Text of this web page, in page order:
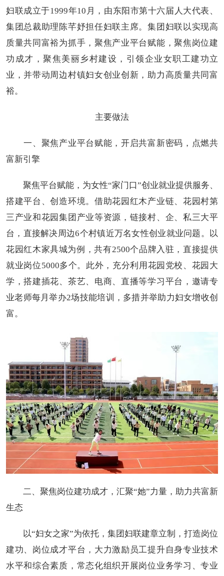
妇联成立于1999年10月，由东阳市第十六届人大代表、
集团总裁助理陈芊妤担任妇联主席。集团妇联以实现高
质量共同富裕为抓手，聚焦产业平台赋能，聚焦岗位建
功成才，聚焦美丽乡村建设，引领企业女职工建功立
业，并带动周边村镇妇女创业创新，助力高质量共同富
裕。
主要做法
一、聚焦产业平台赋能，开启共富新密码，点燃共
富新引擎
聚焦平台赋能，为女性“家门口”创业就业提供服务、
搭建平台、创造环境。借助花园红木产业链、花园村第
三产业和花园集团产业等资源，链接村、企、私三大平
台，直接解决周边6个村镇近万名女性创业就业问题。以
花园红木家具城为例，共有2500个品牌入驻，直接提供
就业岗位5000多个。此外，充分利用花园党校、花园大
学，搭建插花、茶艺、电商、直播等学习平台，邀请专
业老师每月举办2场技能培训，多措并举助力妇女增收创
富。
二、聚焦岗位建功成才，汇聚“她”力量，助力共富新
生态
以“妇女之家”为依托，集团妇联建章立制，打造岗位
建功、岗位成才平台，大力激励员工提升自身专业技术
水平和综合素质，常态化组织开展岗位业务学习、专业